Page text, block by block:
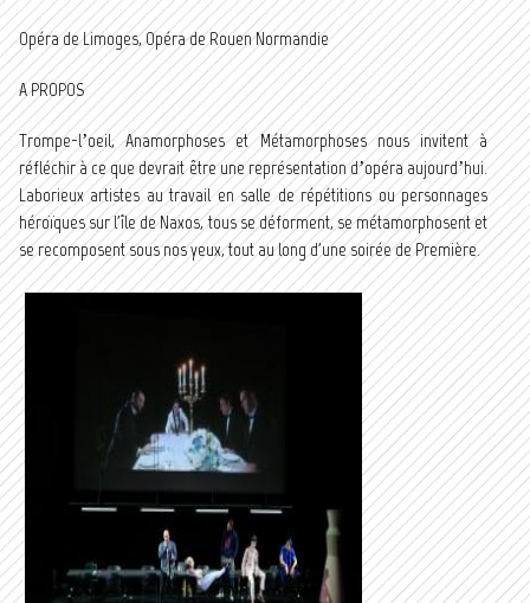
Opéra de Limoges, Opéra de Rouen Normandie
A PROPOS
Trompe-l’oeil, Anamorphoses et Métamorphoses nous invitent à
réfléchir à ce que devrait être une représentation d’opéra aujourd’hui.
Laborieux artistes au travail en salle de répétitions ou personnages
héroïques sur l'île de Naxos, tous se déforment, se métamorphosent et
se recomposent sous nos yeux, tout au long d'une soirée de Première.